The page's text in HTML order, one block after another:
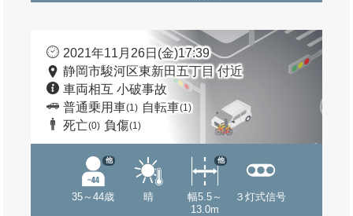
2021年11月26日(金)17:39
静岡市駿河区東新田五丁目 付近
車両相互 小破事故
普通乗用車(1) 自転車(1)
死亡(0) 負傷(1)
35～44歳
他
晴
幅5.5～
13.0m
他
３灯式信号